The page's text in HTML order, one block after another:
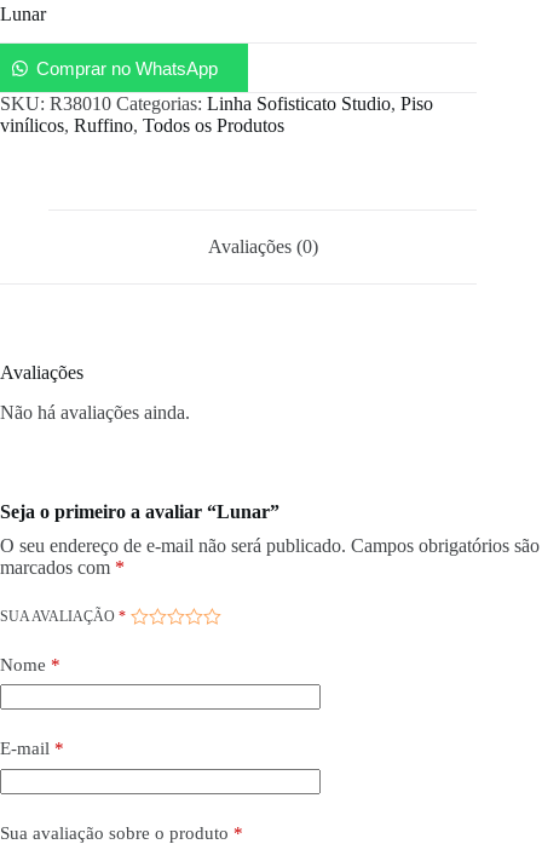
Lunar
Comprar no WhatsApp
SKU: R38010 Categorias: Linha Sofisticato Studio, Piso
vinílicos, Ruffino, Todos os Produtos
Avaliações (0)
Avaliações
Não há avaliações ainda.
Seja o primeiro a avaliar “Lunar”
O seu endereço de e-mail não será publicado. Campos obrigatórios são
marcados com *
SUA AVALIAÇÃO *
Nome *
E-mail *
Sua avaliação sobre o produto *